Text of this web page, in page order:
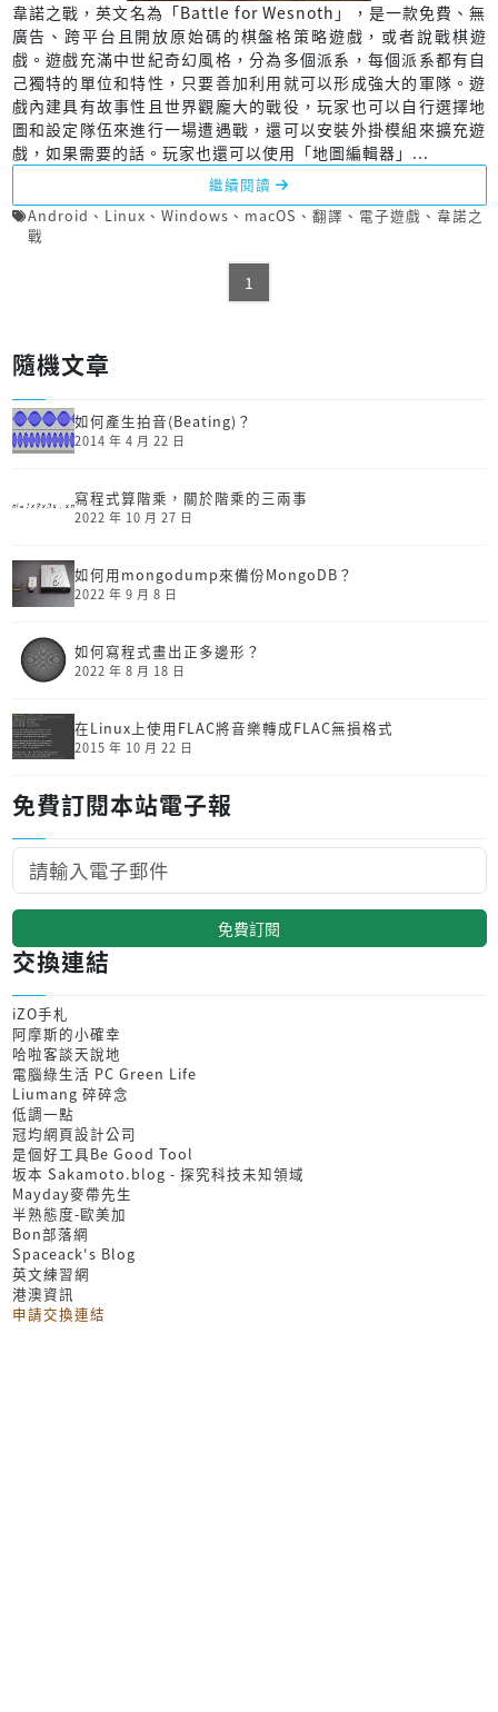
韋諾之戰，英文名為「Battle for Wesnoth」，是一款免費、無
廣告、跨平台且開放原始碼的棋盤格策略遊戲，或者說戰棋遊
戲。遊戲充滿中世紀奇幻風格，分為多個派系，每個派系都有自
己獨特的單位和特性，只要善加利用就可以形成強大的軍隊。遊
戲內建具有故事性且世界觀龐大的戰役，玩家也可以自行選擇地
圖和設定隊伍來進行一場遭遇戰，還可以安裝外掛模組來擴充遊
戲，如果需要的話。玩家也還可以使用「地圖編輯器」...
繼續閱讀
Android 、 Linux 、 Windows 、 macOS 、 翻譯 、 電子遊戲 、 韋諾之
戰
1
隨機文章
如何產生拍音(Beating)？
2014 年 4 月 22 日
寫程式算階乘，關於階乘的三兩事
2022 年 10 月 27 日
如何用mongodump來備份MongoDB？
2022 年 9 月 8 日
如何寫程式畫出正多邊形？
2022 年 8 月 18 日
在Linux上使用FLAC將音樂轉成FLAC無損格式
2015 年 10 月 22 日
免費訂閱本站電子報
免費訂閱
交換連結
iZO手札
阿摩斯的小確幸
哈啦客談天說地
電腦綠生活 PC Green Life
Liumang 碎碎念
低調一點
冠均網頁設計公司
是個好工具Be Good Tool
坂本 Sakamoto.blog - 探究科技未知領域
Mayday麥帶先生
半熟態度-歐美加
Bon部落網
Spaceack's Blog
英文練習網
港澳資訊
申請交換連結